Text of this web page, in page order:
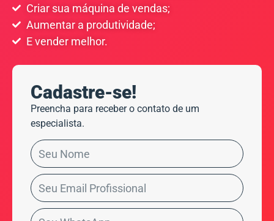
Criar sua máquina de vendas;
Aumentar a produtividade;
E vender melhor.
Cadastre-se!
Preencha para receber o contato de um
especialista.